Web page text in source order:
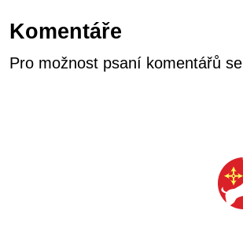
Komentáře
Pro možnost psaní komentářů se